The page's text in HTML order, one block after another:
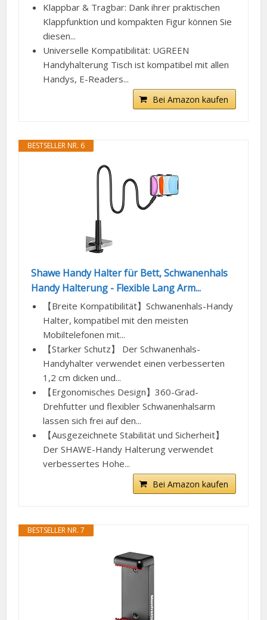
Klappbar & Tragbar: Dank ihrer praktischen
Klappfunktion und kompakten Figur können Sie
diesen...
Universelle Kompatibilität: UGREEN
Handyhalterung Tisch ist kompatibel mit allen
Handys, E-Readers...
Bei Amazon kaufen
BESTSELLER NR. 6
Shawe Handy Halter für Bett, Schwanenhals
Handy Halterung - Flexible Lang Arm...
【Breite Kompatibilität】Schwanenhals-Handy
Halter, kompatibel mit den meisten
Mobiltelefonen mit...
【Starker Schutz】 Der Schwanenhals-
Handyhalter verwendet einen verbesserten
1,2 cm dicken und...
【Ergonomisches Design】360-Grad-
Drehfutter und flexibler Schwanenhalsarm
lassen sich frei auf den...
【Ausgezeichnete Stabilität und Sicherheit】
Der SHAWE-Handy Halterung verwendet
verbessertes Hohe...
Bei Amazon kaufen
BESTSELLER NR. 7